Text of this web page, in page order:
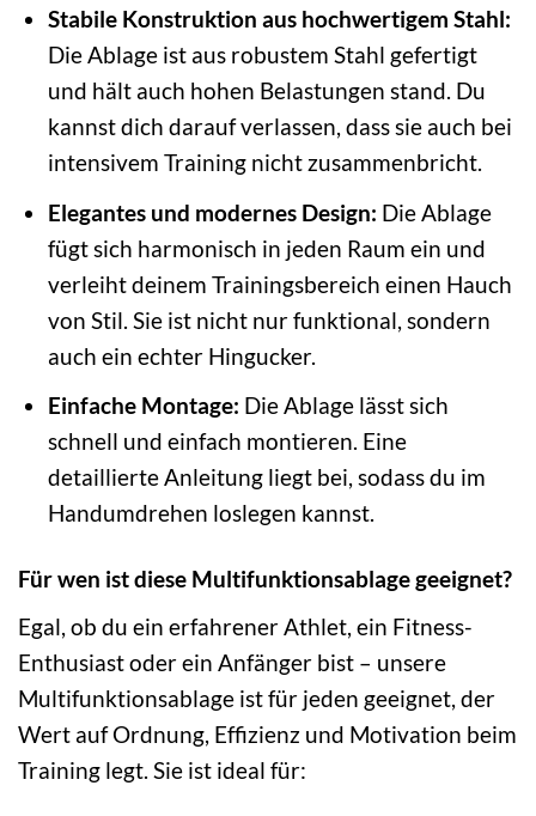
Stabile Konstruktion aus hochwertigem Stahl:
Die Ablage ist aus robustem Stahl gefertigt
und hält auch hohen Belastungen stand. Du
kannst dich darauf verlassen, dass sie auch bei
intensivem Training nicht zusammenbricht.
Elegantes und modernes Design: Die Ablage
fügt sich harmonisch in jeden Raum ein und
verleiht deinem Trainingsbereich einen Hauch
von Stil. Sie ist nicht nur funktional, sondern
auch ein echter Hingucker.
Einfache Montage: Die Ablage lässt sich
schnell und einfach montieren. Eine
detaillierte Anleitung liegt bei, sodass du im
Handumdrehen loslegen kannst.
Für wen ist diese Multifunktionsablage geeignet?
Egal, ob du ein erfahrener Athlet, ein Fitness-
Enthusiast oder ein Anfänger bist – unsere
Multifunktionsablage ist für jeden geeignet, der
Wert auf Ordnung, Effizienz und Motivation beim
Training legt. Sie ist ideal für: